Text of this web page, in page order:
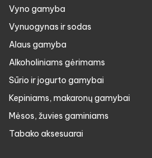
Vyno gamyba
Vynuogynas ir sodas
Alaus gamyba
Alkoholiniams gėrimams
Sūrio ir jogurto gamybai
Kepiniams, makaronų gamybai
Mėsos, žuvies gaminiams
Tabako aksesuarai